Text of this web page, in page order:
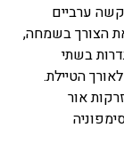
ערביים
את הצורך בשמחה,
בשתי
הטיילת.
אור